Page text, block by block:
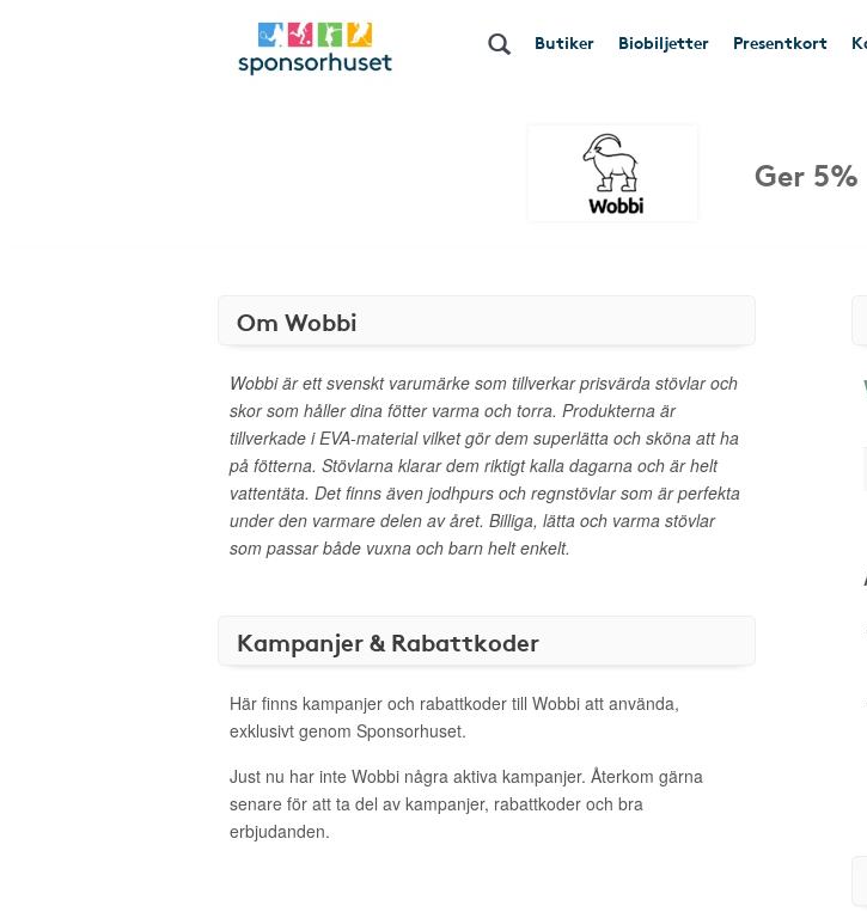
Butiker Biobiljetter Presentkort
Ger 5%
Om Wobbi
Wobbi är ett svenskt varumärke som tillverkar prisvärda stövlar och
skor som håller dina fötter varma och torra. Produkterna är
tillverkade i EVA-material vilket gör dem superlätta och sköna att ha
på fötterna. Stövlarna klarar dem riktigt kalla dagarna och är helt
vattentäta. Det finns även jodhpurs och regnstövlar som är perfekta
under den varmare delen av året. Billiga, lätta och varma stövlar
som passar både vuxna och barn helt enkelt.
Kampanjer & Rabattkoder
Här finns kampanjer och rabattkoder till Wobbi att använda,
exklusivt genom Sponsorhuset.
Just nu har inte Wobbi några aktiva kampanjer. Återkom gärna
senare för att ta del av kampanjer, rabattkoder och bra
erbjudanden.